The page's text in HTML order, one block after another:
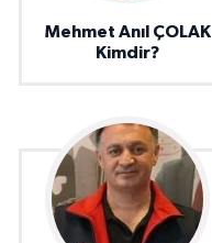
Mehmet Anıl ÇOLAK
Kimdir?